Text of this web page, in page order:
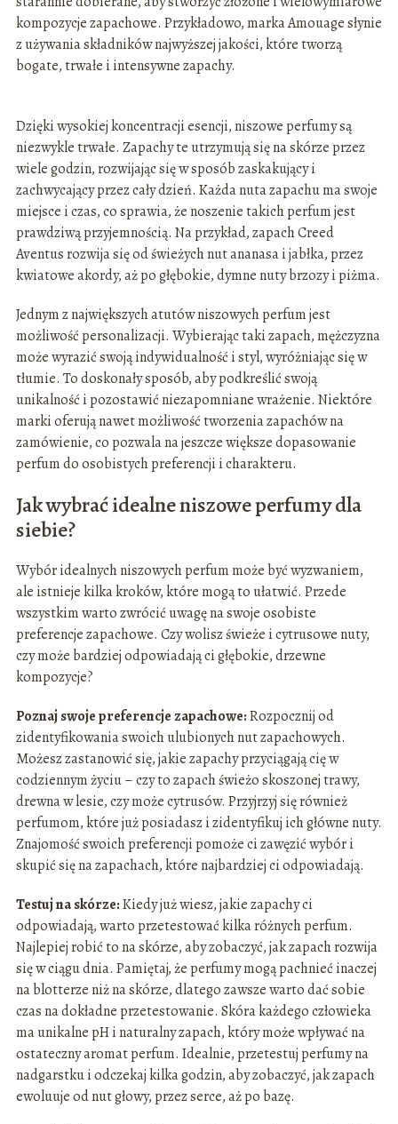
kompozycje zapachowe. Przykładowo, marka Amouage słynie
z używania składników najwyższej jakości, które tworzą
bogate, trwałe i intensywne zapachy.
Dzięki wysokiej koncentracji esencji, niszowe perfumy są
niezwykle trwałe. Zapachy te utrzymują się na skórze przez
wiele godzin, rozwijając się w sposób zaskakujący i
zachwycający przez cały dzień. Każda nuta zapachu ma swoje
miejsce i czas, co sprawia, że noszenie takich perfum jest
prawdziwą przyjemnością. Na przykład, zapach Creed
Aventus rozwija się od świeżych nut ananasa i jabłka, przez
kwiatowe akordy, aż po głębokie, dymne nuty brzozy i piżma.
Jednym z największych atutów niszowych perfum jest
możliwość personalizacji. Wybierając taki zapach, mężczyzna
może wyrazić swoją indywidualność i styl, wyróżniając się w
tłumie. To doskonały sposób, aby podkreślić swoją
unikalność i pozostawić niezapomniane wrażenie. Niektóre
marki oferują nawet możliwość tworzenia zapachów na
zamówienie, co pozwala na jeszcze większe dopasowanie
perfum do osobistych preferencji i charakteru.
Jak wybrać idealne niszowe perfumy dla
siebie?
Wybór idealnych niszowych perfum może być wyzwaniem,
ale istnieje kilka kroków, które mogą to ułatwić. Przede
wszystkim warto zwrócić uwagę na swoje osobiste
preferencje zapachowe. Czy wolisz świeże i cytrusowe nuty,
czy może bardziej odpowiadają ci głębokie, drzewne
kompozycje?
Poznaj swoje preferencje zapachowe:Rozpocznij od
zidentyfikowania swoich ulubionych nut zapachowych.
Możesz zastanowić się, jakie zapachy przyciągają cię w
codziennym życiu – czy to zapach świeżo skoszonej trawy,
drewna w lesie, czy może cytrusów. Przyjrzyj się również
perfumom, które już posiadasz i zidentyfikuj ich główne nuty.
Znajomość swoich preferencji pomoże ci zawęzić wybór i
skupić się na zapachach, które najbardziej ci odpowiadają.
Testuj na skórze:Kiedy już wiesz, jakie zapachy ci
odpowiadają, warto przetestować kilka różnych perfum.
Najlepiej robić to na skórze, aby zobaczyć, jak zapach rozwija
się w ciągu dnia. Pamiętaj, że perfumy mogą pachnieć inaczej
na blotterze niż na skórze, dlatego zawsze warto dać sobie
czas na dokładne przetestowanie. Skóra każdego człowieka
ma unikalne pH i naturalny zapach, który może wpływać na
ostateczny aromat perfum. Idealnie, przetestuj perfumy na
nadgarstku i odczekaj kilka godzin, aby zobaczyć, jak zapach
ewoluuje od nut głowy, przez serce, aż po bazę.